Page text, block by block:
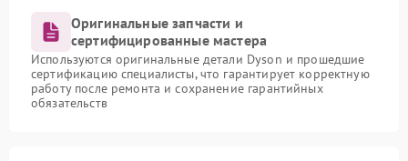
Оригинальные запчасти и
сертифицированные мастера
Используются оригинальные детали Dyson и прошедшие
сертификацию специалисты, что гарантирует корректную
работу после ремонта и сохранение гарантийных
обязательств